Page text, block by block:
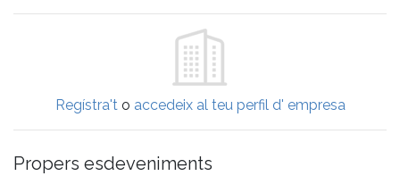
Regístra't o accedeix al teu perfil d' empresa
Propers esdeveniments